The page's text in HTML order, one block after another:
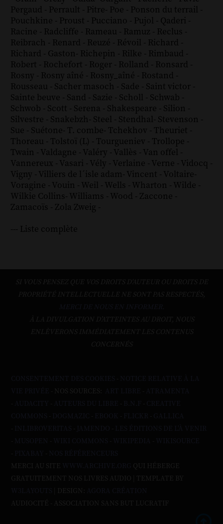
Pergaud - Perrault - Pitre- Poe - Ponson du terrail -
Pouchkine - Proust - Pucciano - Pujol - Qaderi -
Racine - Radcliffe - Rameau - Ramuz - Reclus -
Reibrach - Renard - Reuzé - Révoil - Richard -
Richard - Gaston- Richepin - Rilke - Rimbaud -
Robert - Rochefort - Roger - Rolland - Ronsard -
Rosny - Rosny aîné - Rosny_aîné - Rostand -
Rousseau - Sacher masoch - Sade - Saint victor -
Sainte beuve - Sand - Sazie - Scholl - Schwab -
Schwob - Scott - Serena - Shakespeare - Silion -
Silvestre - Snakebzh- Steel - Stendhal- Stevenson -
Sue - Suétone- T. combe- Tchekhov - Theuriet -
Thoreau - Tolstoï (L) - Tourgueniev - Trollope -
Twain - Valdagne - Valéry - Vallès - Van offel -
Vannereux - Vasari - Vély - Verlaine - Verne - Vidocq -
Vigny - Villiers de l´isle adam- Vincent - Voltaire-
Voragine - Vouin - Weil - Wells - Wharton - Wilde -
Wilkie Collins- Williams - Wood - Zaccone -
Zamacoïs - Zola Zweig -
--- Liste complète